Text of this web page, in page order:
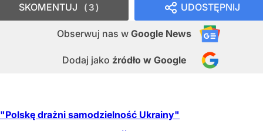
UDOSTĘPNIJ
Obserwuj nas w Google News
Dodaj jako źródło w Google
SKOMENTUJ 3
"Polskę drażni samodzielność Ukrainy"